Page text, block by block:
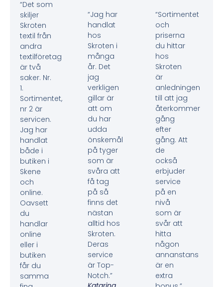
“Det som
skiljer
Skroten
textil från
andra
textilföretag
är två
saker. Nr.
1.
Sortimentet,
nr 2 är
servicen.
Jag har
handlat
både i
butiken i
Skene
och
online.
Oavsett
du
handlar
online
eller i
butiken
får du
samma
“Jag har
handlat
hos
Skroten i
många
år. Det
jag
verkligen
gillar är
att om
du har
udda
önskemål
på tyger
som är
svåra att
få tag
på så
finns det
nästan
alltid hos
Skroten.
Deras
service
är Top-
Notch.”
“Sortimentet
och
priserna
du hittar
hos
Skroten
är
anledningen
till att jag
återkommer
gång
efter
gång. Att
de
också
erbjuder
service
på en
nivå
som är
svår att
hitta
någon
annanstans
är en
extra